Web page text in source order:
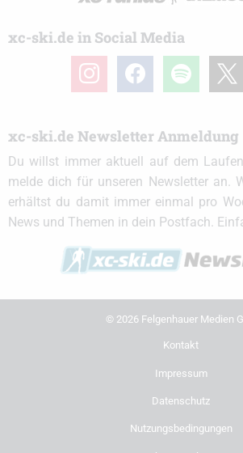
xc-ski.de in Social Media
instagramfacebook spotify
xc-ski.de Newsletter Anmeldung
Du willst immer aktuell auf dem
melde dich für unseren Newsletter an.
erhältst du damit immer einmal pro
News und Themen in dein Postfach.
© 2026 Felgenhauer Medien
Kontakt
Impressum
Datenschutz
Nutzungsbedingungen